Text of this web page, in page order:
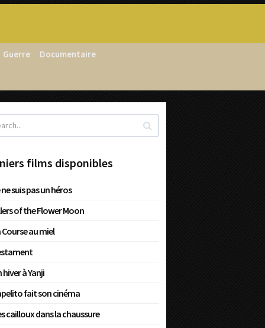
Guerre Documentaire
films disponibles
suis pas un héros
of the Flower Moon
Course au miel
hiver à Yanji
fait son cinéma
cailloux dans la chaussure